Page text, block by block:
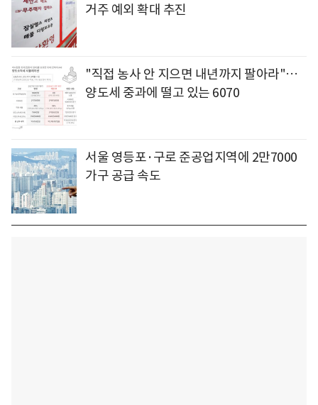
거주 예외 확대 추진
"직접 농사 안 지으면 내년까지 팔아라"…
양도세 중과에 떨고 있는 6070
서울 영등포·구로 준공업지역에 2만7000
가구 공급 속도